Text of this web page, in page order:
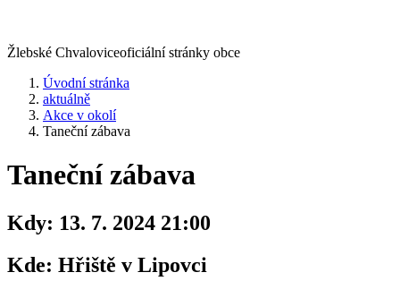
Žlebské Chvaloviceoficiální stránky obce
Úvodní stránka
aktuálně
Akce v okolí
Taneční zábava
Taneční zábava
Kdy: 13. 7. 2024 21:00
Kde: Hřiště v Lipovci